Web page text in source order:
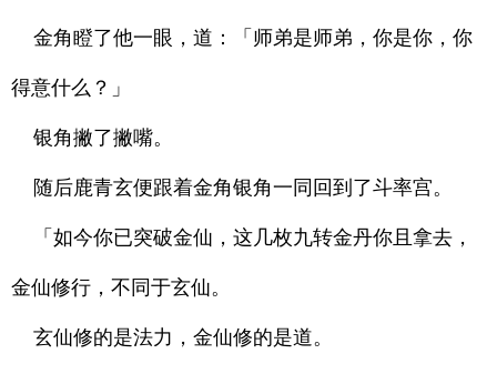
金角瞪了他一眼，道：「师弟是师弟，你是你，你
得意什么？」
银角撇了撇嘴。
随后鹿青玄便跟着金角银角一同回到了斗率宫。
「如今你已突破金仙，这几枚九转金丹你且拿去，
金仙修行，不同于玄仙。
玄仙修的是法力，金仙修的是道。